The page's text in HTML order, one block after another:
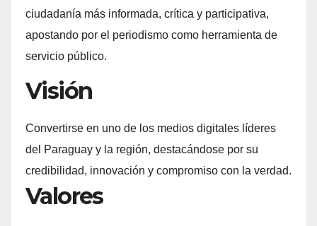
ciudadanía más informada, crítica y participativa,
apostando por el periodismo como herramienta de
servicio público.
Visión
Convertirse en uno de los medios digitales líderes
del Paraguay y la región, destacándose por su
credibilidad, innovación y compromiso con la verdad.
Valores